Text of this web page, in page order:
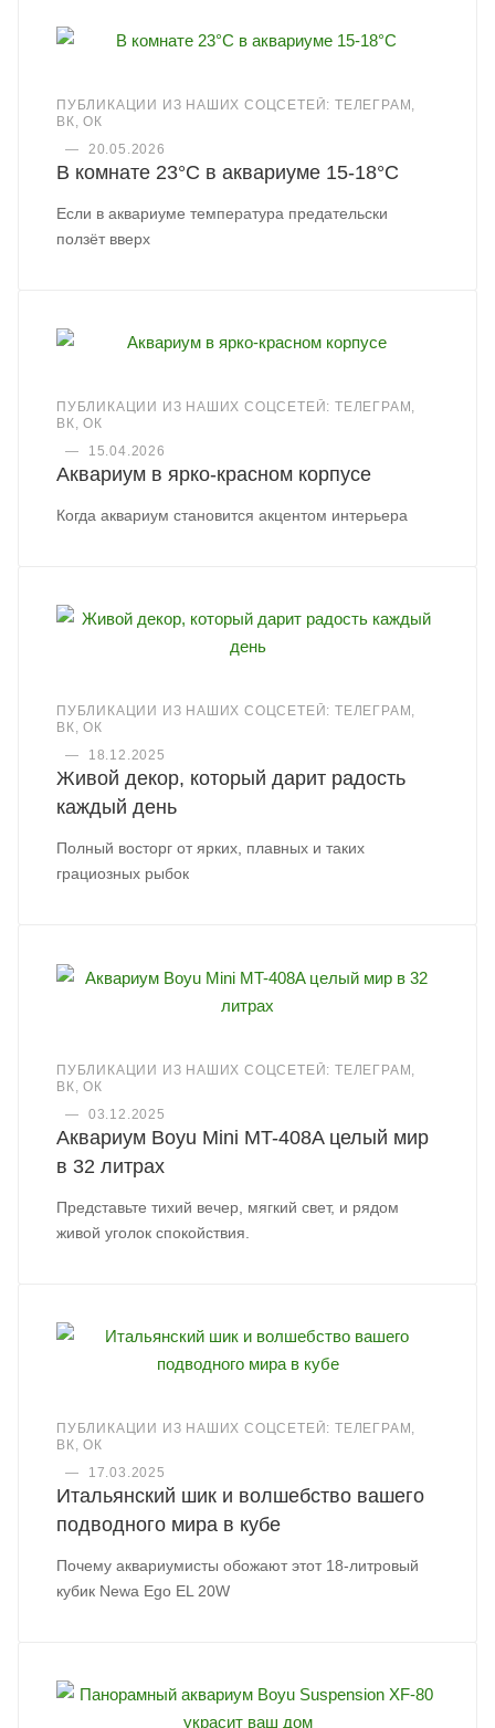
ПУБЛИКАЦИИ ИЗ НАШИХ СОЦСЕТЕЙ: ТЕЛЕГРАМ,
ВК, ОК
—
20.05.2026
В комнате 23°C в аквариуме 15-18°C
Если в аквариуме температура предательски
ползёт вверх
ПУБЛИКАЦИИ ИЗ НАШИХ СОЦСЕТЕЙ: ТЕЛЕГРАМ,
ВК, ОК
—
15.04.2026
Аквариум в ярко-красном корпусе
Когда аквариум становится акцентом интерьера
ПУБЛИКАЦИИ ИЗ НАШИХ СОЦСЕТЕЙ: ТЕЛЕГРАМ,
ВК, ОК
—
18.12.2025
Живой декор, который дарит радость
каждый день
Полный восторг от ярких, плавных и таких
грациозных рыбок
ПУБЛИКАЦИИ ИЗ НАШИХ СОЦСЕТЕЙ: ТЕЛЕГРАМ,
ВК, ОК
—
03.12.2025
Аквариум Boyu Mini MT-408A целый мир
в 32 литрах
Представьте тихий вечер, мягкий свет, и рядом
живой уголок спокойствия.
ПУБЛИКАЦИИ ИЗ НАШИХ СОЦСЕТЕЙ: ТЕЛЕГРАМ,
ВК, ОК
—
17.03.2025
Итальянский шик и волшебство вашего
подводного мира в кубе
Почему аквариумисты обожают этот 18-литровый
кубик Newa Ego EL 20W